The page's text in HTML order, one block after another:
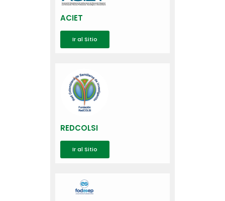
ACIET
Ir al Sitio
REDCOLSI
Ir al Sitio